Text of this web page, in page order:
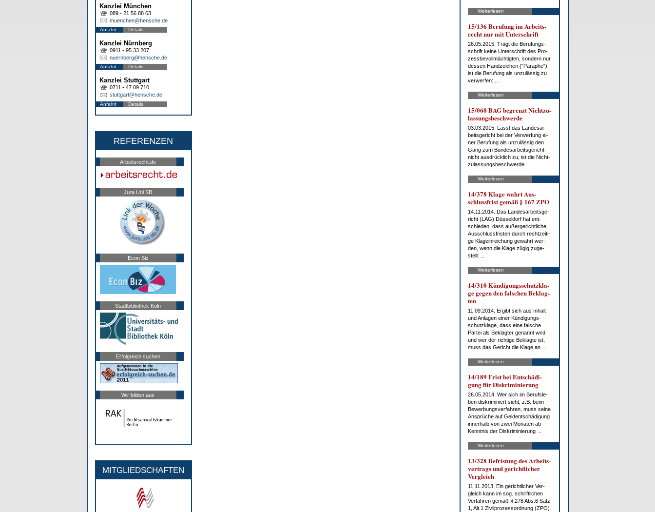
Kanzlei München
089 - 21 56 88 63
muenchen@hensche.de
Anfahrt Details
Kanzlei Nürnberg
0911 - 95 33 207
nuernberg@hensche.de
Anfahrt Details
Kanzlei Stuttgart
0711 - 47 09 710
stuttgart@hensche.de
Anfahrt Details
REFERENZEN
Arbeitsrecht.de
Jura Uni SB
Econ Biz
Stadtbibliothek Köln
Erfolgreich suchen
Wir bilden aus
MITGLIEDSCHAFTEN
Weiterlesen
15/136 Be­ru­fung im Ar­beits­
recht nur mit Un­ter­schrift
26.05.2015. Trägt die Be­ru­fungs­
schrift kei­ne Un­ter­schrift des Pro­
zess­be­voll­mäch­tig­ten, son­dern nur
des­sen Hand­zei­chen ("Pa­ra­phe"),
ist die Be­ru­fung als un­zu­läs­sig zu
ver­wer­fen: ...
Weiterlesen
15/060 BAG be­grenzt Nicht­zu­
las­sungs­be­schwer­de
03.03.2015. Lässt das Lan­des­ar­
beits­ge­richt bei der Ver­wer­fung ei­
ner Be­ru­fung als un­zu­läs­sig den
Gang zum Bun­des­ar­beits­ge­richt
nicht aus­drück­lich zu, ist die Nicht­
zu­las­sungs­be­schwer­de ...
Weiterlesen
14/378 Kla­ge wahrt Aus­
schluss­frist ge­mäß § 167 ZPO
14.11.2014. Das Lan­des­ar­beits­ge­
richt (LAG) Düs­sel­dorf hat ent­
schie­den, dass au­ßer­ge­richt­li­che
Aus­schluss­fris­ten durch recht­zei­ti­
ge Kla­gein­rei­chung ge­wahrt wer­
den, wenn die Kla­ge zü­gig zu­ge­
stellt ...
Weiterlesen
14/310 Kün­di­gungs­schutz­kla­
ge ge­gen den fal­schen Be­klag­
ten
11.09.2014. Er­gibt sich aus In­halt
und An­la­gen ei­ner Kün­di­gungs­
schutz­kla­ge, dass ei­ne fal­sche
Par­tei als Be­klag­ter ge­nannt wird
und wer der rich­ti­ge Be­klag­te ist,
muss das Ge­richt die Kla­ge an ...
Weiterlesen
14/189 Frist bei Ent­schä­di­
gung für Dis­kri­mi­nie­rung
26.05.2014. Wer sich im Be­rufs­le­
ben dis­kri­mi­niert sieht, z.B. beim
Be­wer­bungs­ver­fah­ren, muss sei­ne
An­sprü­che auf Gel­dent­schä­di­gung
in­ner­halb von zwei Mo­na­ten ab
Kennt­nis der Dis­kri­mi­nie­rung ...
Weiterlesen
13/328 Be­fris­tung des Ar­beits­
ver­trags und ge­richt­li­cher
Ver­gleich
11.11.2013. Ein ge­richt­li­cher Ver­
gleich kann im sog. schrift­li­chen
Ver­fah­ren ge­mäß § 278 Abs.6 Satz
1, Alt.1 Zi­vil­pro­zess­ord­nung (ZPO)